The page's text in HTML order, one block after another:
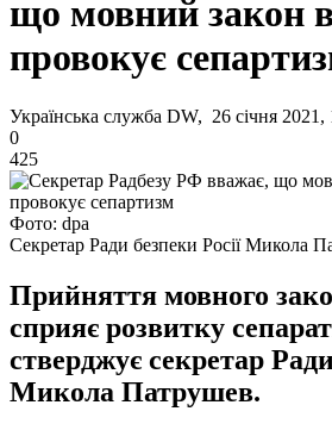
що мовний закон
провокує
Українська служба DW, 26 січня 2021,
0
425
Фото: dpa
Секретар Ради безпеки Росії Микола
Прийняття мовного
сприяє розвитку
стверджує секретар
Микола Патрушев.